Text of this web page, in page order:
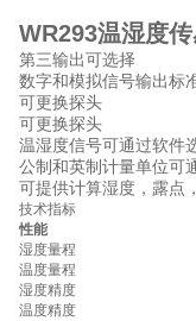
WR293温湿度
第三输出可选择
数字和模拟信号输出标
可更换探头
可更换探头
温湿度信号可通过软件
公制和英制计量单位可
可提供计算湿度，露点
技术指标
性能
湿度量程
温度量程
湿度精度
温度精度